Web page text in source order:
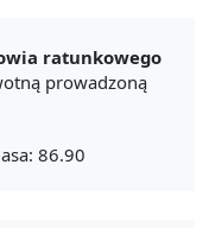
ratunkowego
prowadzoną
86.90